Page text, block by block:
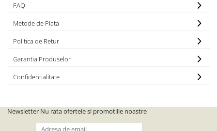
FAQ
Metode de Plata
Politica de Retur
Garantia Produselor
Confidentialitate
Newsletter Nu rata ofertele si promotiile noastre